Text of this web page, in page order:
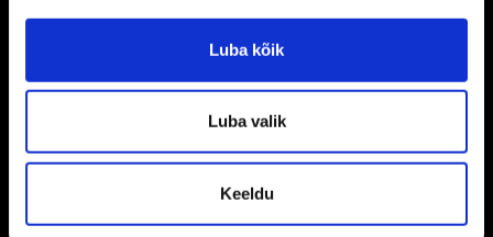
Luba kõik
Luba valik
Keeldu
BRONEERI PROOVISÕIT